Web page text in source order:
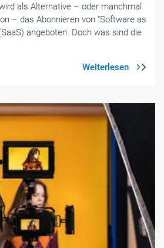
als Alternative – oder manchmal
– das Abonnieren von "Software as
angeboten. Doch was sind die